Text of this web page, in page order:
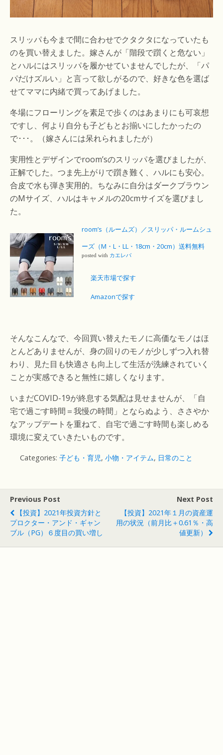
スリッパも今まで間に合わせでクタクタになっていたも
のを買い替えました。嫁さんが「階段で躓くと危ない」
とハルにはスリッパを履かせていませんでしたが、「パ
パだけズルい」と言って欲しがるので、好きな色を選ば
せてママに内緒で買ってあげました。
冬場にフローリングを素足で歩くのはあまりにも可哀想
ですし、何より自分も子どもとお揃いにしたかったの
で･･･。（嫁さんには呆れられましたが）
実用性とデザインでroom’sのスリッパを選びましたが、
正解でした。つま先上がりで躓き難く、ハルにも安心。
合皮で水も弾き実用的。ちなみに自分はダークブラウン
のMサイズ、ハルはキャメルの20cmサイズを選びまし
た。
room’s（ルームズ）／スリッパ・ルームシュ
ーズ（M・L・LL・18cm・20cm）送料無料
posted with カエレバ
楽天市場で探す
Amazonで探す
そんなこんなで、今回買い替えたモノに高価なモノはほ
とんどありませんが、身の回りのモノが少しずつ入れ替
わり、見た目も快適さも向上して生活が洗練されていく
ことが実感できると無性に嬉しくなります。
いまだCOVID-19が終息する気配は見せませんが、「自
宅で過ごす時間＝我慢の時間」とならぬよう、ささやか
なアップデートを重ねて、自宅で過ごす時間も楽しめる
環境に変えていきたいものです。
Categories: 子ども・育児, 小物・アイテム, 日常のこと
Previous Post
【投資】2021年投資方針と
プロクター・アンド・ギャン
ブル（PG）６度目の買い増し
Next Post
【投資】2021年１月の資産運
用の状況（前月比＋0.61％・高
値更新）